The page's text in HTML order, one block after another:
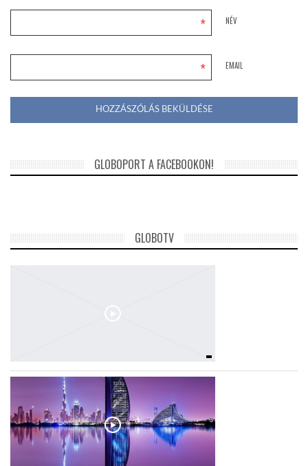
NÉV
*
EMAIL
*
GLOBOPORT A FACEBOOKON!
GLOBOTV